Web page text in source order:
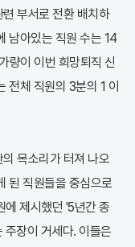
부서로 전환 배치하
남아있는 직원 수는 14
량이 이번 희망퇴직 신
전체 직원의 3분의 1 이
목소리가 터져 나오
된 직원들을 중심으로
에 제시했던 '5년간 종
주장이 거세다. 이들은